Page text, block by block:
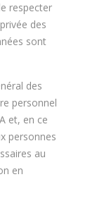
respecter
des
sont
des
personnel
et, en ce
personnes
au
en